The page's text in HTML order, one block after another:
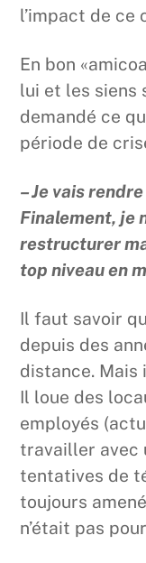
l’impact de ce
En bon
lui et les siens
demandé ce
période de
– Je vais
Finalement, je
restructurer
top niveau en
Il faut savoir
depuis des
distance. Mais
Il loue des
employés
travailler avec
tentatives de
toujours
n’était pas